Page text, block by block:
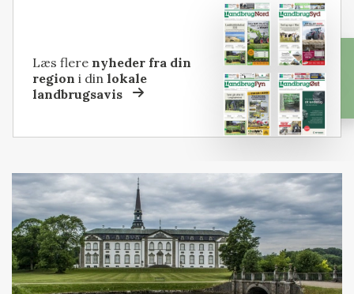
Læs flere nyheder fra din
region i dinlokale
landbrugsavis